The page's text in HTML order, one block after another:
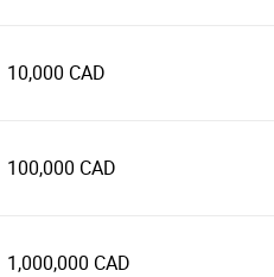
10,000 CAD
100,000 CAD
1,000,000 CAD